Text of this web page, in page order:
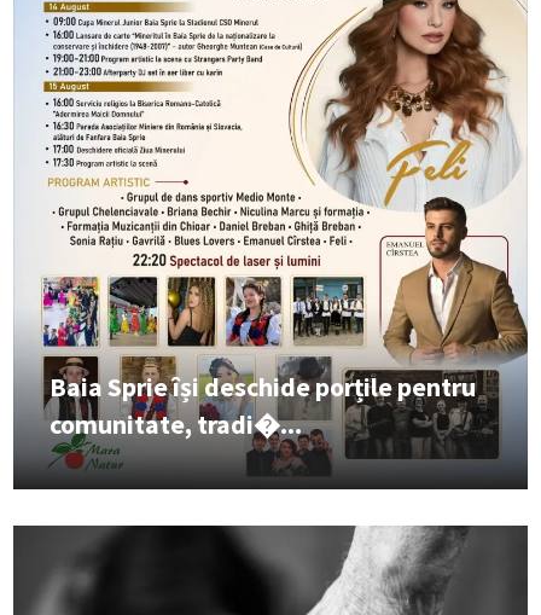
Baia Sprie își deschide porțile pentru
comunitate, tradi�...